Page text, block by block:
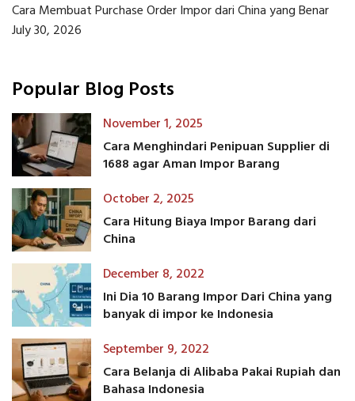
Cara Membuat Purchase Order Impor dari China yang Benar
July 30, 2026
Popular Blog Posts
November 1, 2025
Cara Menghindari Penipuan Supplier di
1688 agar Aman Impor Barang
October 2, 2025
Cara Hitung Biaya Impor Barang dari
China
December 8, 2022
Ini Dia 10 Barang Impor Dari China yang
banyak di impor ke Indonesia
September 9, 2022
Cara Belanja di Alibaba Pakai Rupiah dan
Bahasa Indonesia